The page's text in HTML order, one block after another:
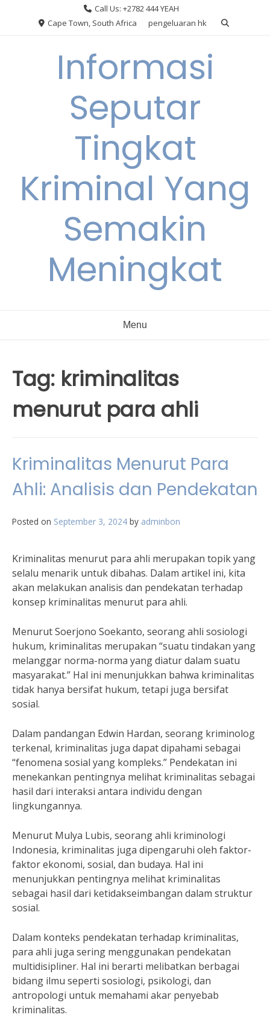
Call Us: +2782 444 YEAH
Cape Town, South Africa
pengeluaran hk
Informasi
Seputar
Tingkat
Kriminal Yang
Semakin
Meningkat
Menu
Tag: kriminalitas
menurut para ahli
Kriminalitas Menurut Para
Ahli: Analisis dan Pendekatan
Posted on September 3, 2024 by adminbon
Kriminalitas menurut para ahli merupakan topik yang
selalu menarik untuk dibahas. Dalam artikel ini, kita
akan melakukan analisis dan pendekatan terhadap
konsep kriminalitas menurut para ahli.
Menurut Soerjono Soekanto, seorang ahli sosiologi
hukum, kriminalitas merupakan “suatu tindakan yang
melanggar norma-norma yang diatur dalam suatu
masyarakat.” Hal ini menunjukkan bahwa kriminalitas
tidak hanya bersifat hukum, tetapi juga bersifat
sosial.
Dalam pandangan Edwin Hardan, seorang kriminolog
terkenal, kriminalitas juga dapat dipahami sebagai
“fenomena sosial yang kompleks.” Pendekatan ini
menekankan pentingnya melihat kriminalitas sebagai
hasil dari interaksi antara individu dengan
lingkungannya.
Menurut Mulya Lubis, seorang ahli kriminologi
Indonesia, kriminalitas juga dipengaruhi oleh faktor-
faktor ekonomi, sosial, dan budaya. Hal ini
menunjukkan pentingnya melihat kriminalitas
sebagai hasil dari ketidakseimbangan dalam struktur
sosial.
Dalam konteks pendekatan terhadap kriminalitas,
para ahli juga sering menggunakan pendekatan
multidisipliner. Hal ini berarti melibatkan berbagai
bidang ilmu seperti sosiologi, psikologi, dan
antropologi untuk memahami akar penyebab
kriminalitas.